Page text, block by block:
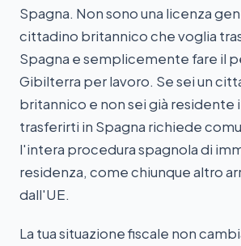
Spagna. Non sono una licenza
cittadino britannico che voglia
Spagna e semplicemente fare il
Gibilterra per lavoro. Se sei un
britannico e non sei già residente
trasferirti in Spagna richiede
l'intera procedura spagnola di
residenza, come chiunque altro
dall'UE.
La tua situazione fiscale non